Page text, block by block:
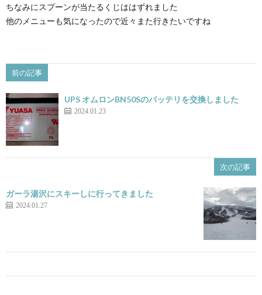
ちなみにスプーンが当たるくじははずれました
他のメニューも気になったので近々また行きたいですね
前の記事
UPS オムロンBN50Sのバッテリを交換しました
2024.01.23
次の記事
ガーラ湯沢にスキーしに行ってきました
2024.01.27